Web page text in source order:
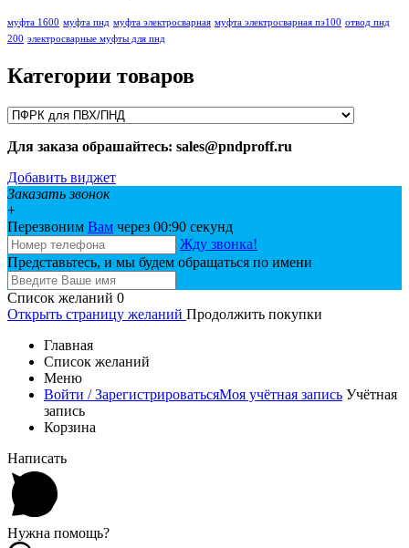
муфта 1600 муфта пнд муфта электросварная муфта электросварная пэ100 отвод пнд
200 электросварные муфты для пнд
Категории товаров
Для заказа обрашайтесь: sales@pndproff.ru
Добавить виджет
Заказать звонок
+
Перезвоним Вам через 00:90 секунд
Жду звонка!
Представьтесь, и мы будем обращаться по имени
Список желаний 0
Открыть страницу желаний Продолжить покупки
Главная
Список желаний
Меню
Войти / ЗарегистрироватьсяМоя учётная запись Учётная
запись
Корзина
Написать
Нужна помощь?